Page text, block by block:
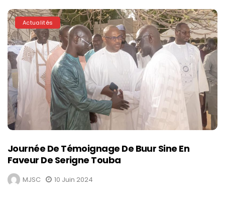
Actualités
Journée De Témoignage De Buur Sine En
Faveur De Serigne Touba
MJSC 10 Juin 2024